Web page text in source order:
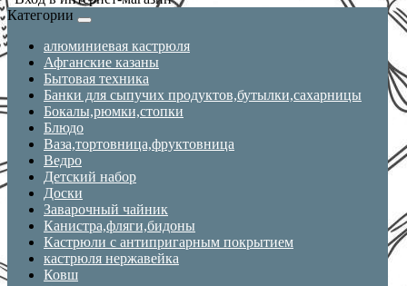
Категории
алюминиевая кастрюля
Афганские казаны
Бытовая техника
Банки для сыпучих продуктов,бутылки,сахарницы
Бокалы,рюмки,стопки
Блюдо
Ваза,тортовница,фруктовница
Ведро
Детский набор
Доски
Заварочный чайник
Канистра,фляги,бидоны
Кастрюли с антипригарным покрытием
кастрюля нержавейка
Ковш